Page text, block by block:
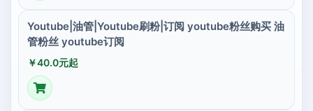
Youtube|油管|Youtube刷粉|订阅 youtube粉丝购买 油
管粉丝 youtube订阅
￥40.0元起